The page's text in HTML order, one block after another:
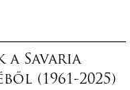
a Savaria
(1961-2025)